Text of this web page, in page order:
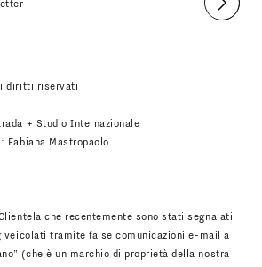
Invia
diritti riservati
+ Studio Internazionale
Mastropaolo
che recentemente sono stati segnalati
veicolati tramite false comunicazioni e-mail a
(che è un marchio di proprietà della nostra